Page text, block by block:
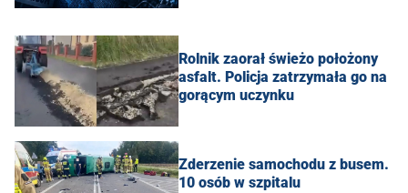
Rolnik zaorał świeżo położony
asfalt. Policja zatrzymała go na
gorącym uczynku
Zderzenie samochodu z busem.
10 osób w szpitalu